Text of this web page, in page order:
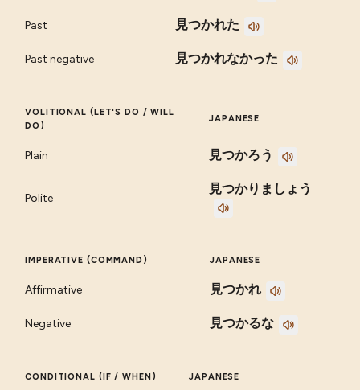
Past 見つかれた
Past negative 見つかれなかった
VOLITIONAL (LET'S DO / WILL
DO)
JAPANESE
Plain 見つかろう
Polite
見つかりましょう
IMPERATIVE (COMMAND) JAPANESE
Affirmative 見つかれ
Negative 見つかるな
CONDITIONAL (IF / WHEN) JAPANESE